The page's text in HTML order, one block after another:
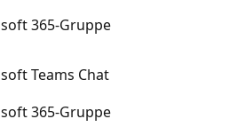
365-Gruppe
Teams Chat
365-Gruppe